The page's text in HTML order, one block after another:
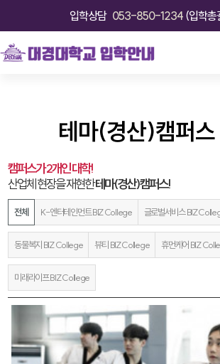
입학상담 053-850-1234 (입학총
테마(경산)캠퍼
캠퍼스가 2개인 대학!
산업체 현장을 재현한테마(경산)캠퍼스!
전체 K-엔터테인먼트 BIZ College 글로벌서비스 BIZ
동물복지 BIZ College 뷰티 BIZ College 휴먼케어 BIZ
미래라이프 BIZ College